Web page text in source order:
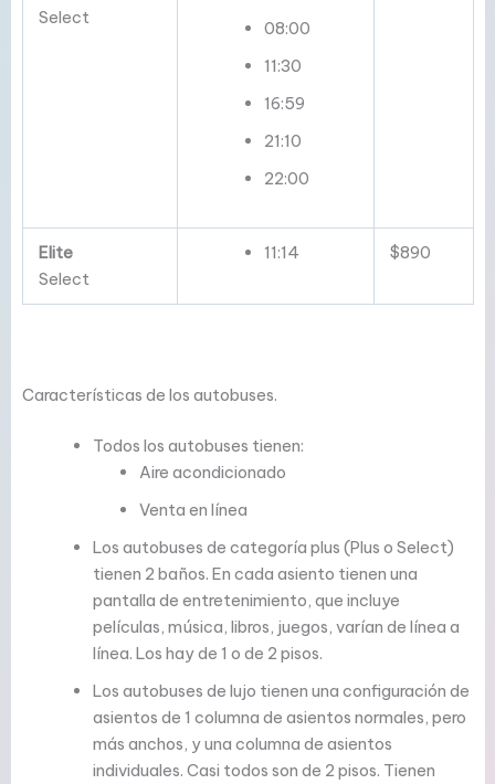
Select
08:00
11:30
16:59
21:10
22:00
Elite
Select
11:14 $890
Características de los autobuses.
Todos los autobuses tienen:
Aire acondicionado
Venta en línea
Los autobuses de categoría plus (Plus o Select)
tienen 2 baños. En cada asiento tienen una
pantalla de entretenimiento, que incluye
películas, música, libros, juegos, varían de línea a
línea. Los hay de 1 o de 2 pisos.
Los autobuses de lujo tienen una configuración de
asientos de 1 columna de asientos normales, pero
más anchos, y una columna de asientos
individuales. Casi todos son de 2 pisos. Tienen